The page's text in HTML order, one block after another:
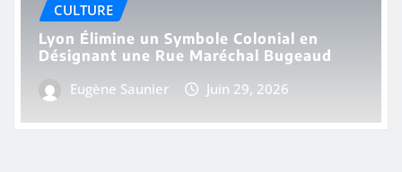
CULTURE
Lyon Élimine un Symbole Colonial en
Désignant une Rue Maréchal Bugeaud
Eugène Saunier
Juin 29, 2026